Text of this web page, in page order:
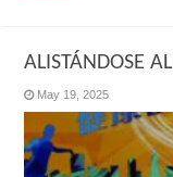
ALISTÁNDOSE
May 19, 2025